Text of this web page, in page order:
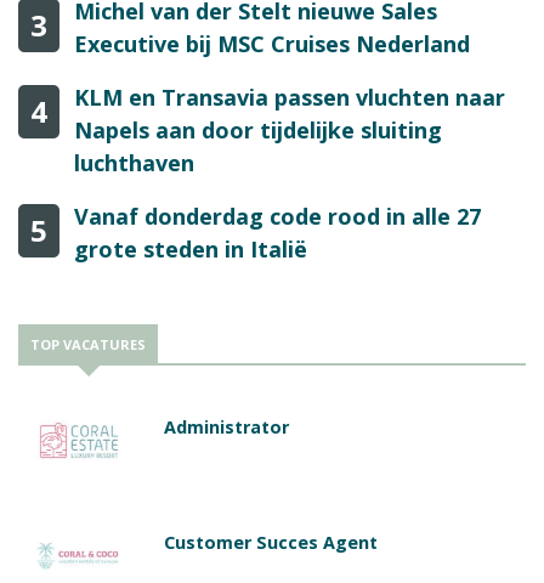
3
Michel van der Stelt nieuwe Sales
Executive bij MSC Cruises Nederland
4
KLM en Transavia passen vluchten naar
Napels aan door tijdelijke sluiting
luchthaven
5
Vanaf donderdag code rood in alle 27
grote steden in Italië
TOP VACATURES
Administrator
Customer Succes Agent